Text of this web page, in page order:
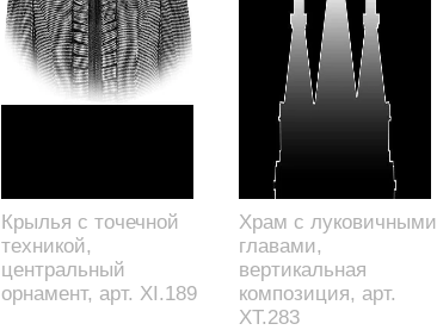
Крылья с точечной
техникой,
центральный
орнамент, арт. XI.189
Храм с луковичными
главами,
вертикальная
композиция, арт.
XT.283